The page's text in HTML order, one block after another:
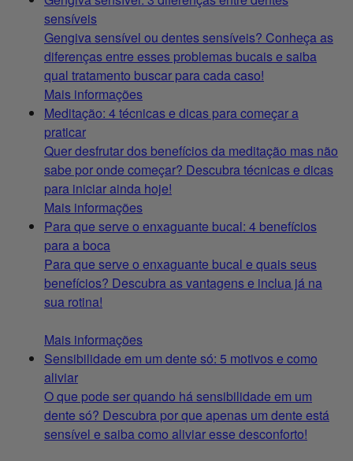
sensíveis
Gengiva sensível ou dentes sensíveis? Conheça as
diferenças entre esses problemas bucais e saiba
qual tratamento buscar para cada caso!
Mais informações
Meditação: 4 técnicas e dicas para começar a
praticar
Quer desfrutar dos benefícios da meditação mas não
sabe por onde começar? Descubra técnicas e dicas
para iniciar ainda hoje!
Mais informações
Para que serve o enxaguante bucal: 4 benefícios
para a boca
Para que serve o enxaguante bucal e quais seus
benefícios? Descubra as vantagens e inclua já na
sua rotina!
Mais informações
Sensibilidade em um dente só: 5 motivos e como
aliviar
O que pode ser quando há sensibilidade em um
dente só? Descubra por que apenas um dente está
sensível e saiba como aliviar esse desconforto!